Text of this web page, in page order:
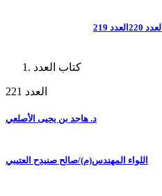
العدد 220 العدد 219
كتاب العدد
العدد 221
د. هاجد بن يحيى الأصلعي
اللواء المهندس(م)/صالح صنيدح العتيبي